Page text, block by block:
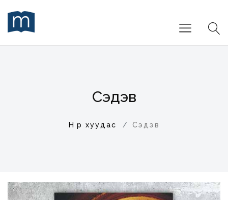
Сэдэв
Нүүр хуудас Сэдэв